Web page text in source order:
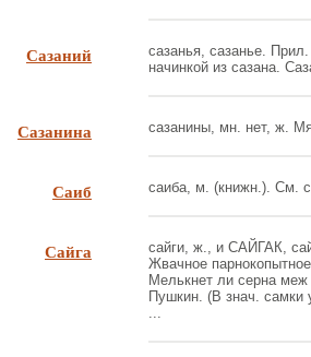
Сазаний
сазанья, сазанье.
начинкой из сазана.
Сазанина сазанины, мн. нет, ж.
Саиб саиба, м. (книжн.). См.
Сайга
сайги, ж., и САЙГАК,
Жвачное
Мелькнет ли серна меж
Пушкин. (В знач. самки
...